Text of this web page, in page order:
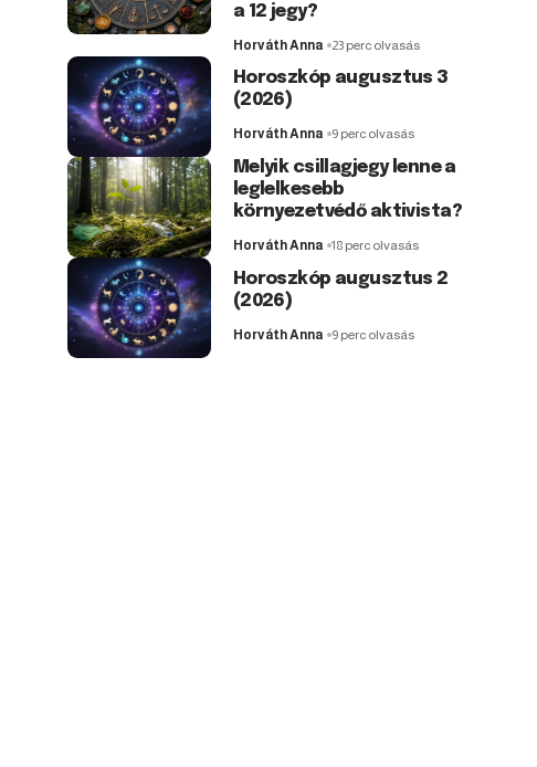
a 12 jegy?
Horváth Anna 23 perc olvasás
Horoszkóp augusztus 3
(2026)
Horváth Anna 9 perc olvasás
Melyik csillagjegy lenne a
leglelkesebb
környezetvédő aktivista?
Horváth Anna 18 perc olvasás
Horoszkóp augusztus 2
(2026)
Horváth Anna 9 perc olvasás